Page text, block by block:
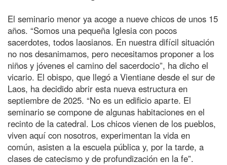
El seminario menor ya acoge a nueve chicos de unos 15
años. “Somos una pequeña Iglesia con pocos
sacerdotes, todos laosianos. En nuestra difícil situación
no nos desanimamos, pero necesitamos proponer a los
niños y jóvenes el camino del sacerdocio”, ha dicho el
vicario. El obispo, que llegó a Vientiane desde el sur de
Laos, ha decidido abrir esta nueva estructura en
septiembre de 2025. “No es un edificio aparte. El
seminario se compone de algunas habitaciones en el
recinto de la catedral. Los chicos vienen de los pueblos,
viven aquí con nosotros, experimentan la vida en
común, asisten a la escuela pública y, por la tarde, a
clases de catecismo y de profundización en la fe”.